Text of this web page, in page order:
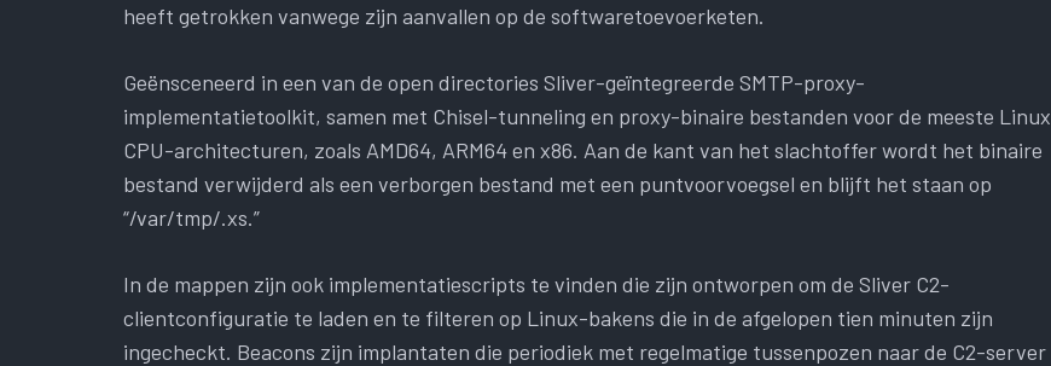
heeft getrokken vanwege zijn aanvallen op de softwaretoevoerketen.
Geënsceneerd in een van de open directories Sliver-geïntegreerde SMTP-proxy-
implementatietoolkit, samen met Chisel-tunneling en proxy-binaire bestanden voor de meeste Linux
CPU-architecturen, zoals AMD64, ARM64 en x86. Aan de kant van het slachtoffer wordt het binaire
bestand verwijderd als een verborgen bestand met een puntvoorvoegsel en blijft het staan ​​op
“/var/tmp/.xs.”
In de mappen zijn ook implementatiescripts te vinden die zijn ontworpen om de Sliver C2-
clientconfiguratie te laden en te filteren op Linux-bakens die in de afgelopen tien minuten zijn
ingecheckt. Beacons zijn implantaten die periodiek met regelmatige tussenpozen naar de C2-server